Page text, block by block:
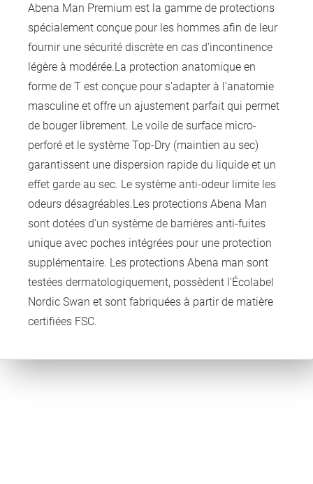
Abena Man Premium est la gamme de protections
spécialement conçue pour les hommes afin de leur
fournir une sécurité discrète en cas d'incontinence
légère à modérée.La protection anatomique en
forme de T est conçue pour s'adapter à l'anatomie
masculine et offre un ajustement parfait qui permet
de bouger librement. Le voile de surface micro-
perforé et le système Top-Dry (maintien au sec)
garantissent une dispersion rapide du liquide et un
effet garde au sec. Le système anti-odeur limite les
odeurs désagréables.Les protections Abena Man
sont dotées d'un système de barrières anti-fuites
unique avec poches intégrées pour une protection
supplémentaire. Les protections Abena man sont
testées dermatologiquement, possèdent l'Écolabel
Nordic Swan et sont fabriquées à partir de matière
certifiées FSC.